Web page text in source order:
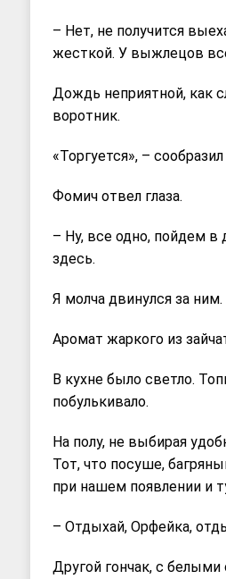
– Нет, не получится
жесткой. У выжлецов
Дождь неприятной, как
воротник.
«Торгуется», –
Фомич отвел глаза.
– Ну, все одно, пойдем в
здесь.
Я молча двинулся за ним.
Аромат жаркого из
В кухне было светло.
побулькивало.
На полу, не выбирая
Тот, что посуше,
при нашем появлении и
– Отдыхай, Орфейка,
Другой гончак, с белыми